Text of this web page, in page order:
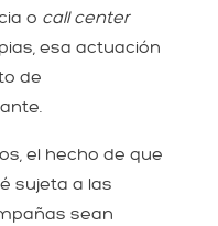
o call center
esa actuación
de
el hecho de que
sujeta a las
sean